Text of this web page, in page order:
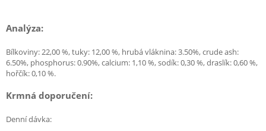
Analýza:
Bílkoviny: 22,00 %, tuky: 12,00 %, hrubá vláknina: 3.50%, crude ash:
6.50%, phosphorus: 0.90%, calcium: 1,10 %, sodík: 0,30 %, draslík: 0,60 %,
hořčík: 0,10 %.
Krmná doporučení:
Denní dávka: